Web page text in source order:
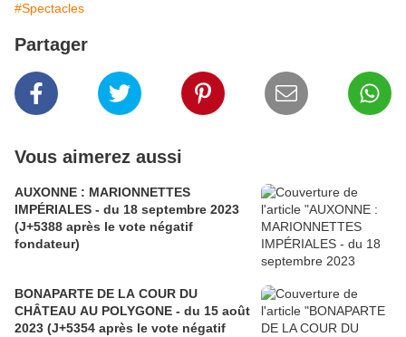
#Spectacles
Partager
Vous aimerez aussi
AUXONNE : MARIONNETTES
IMPÉRIALES - du 18 septembre 2023
(J+5388 après le vote négatif
fondateur)
BONAPARTE DE LA COUR DU
CHÂTEAU AU POLYGONE - du 15 août
2023 (J+5354 après le vote négatif